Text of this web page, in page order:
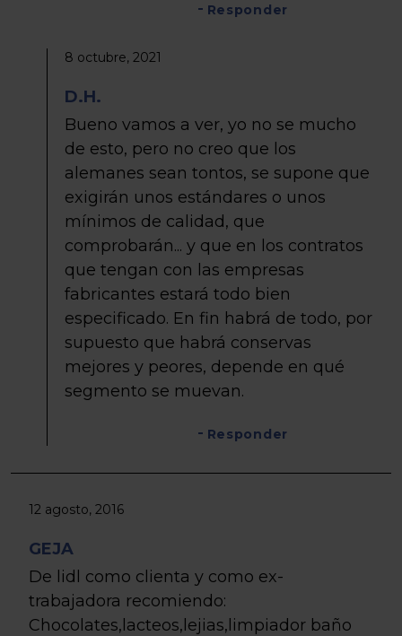
Responder
8 octubre, 2021
D.H.
Bueno vamos a ver, yo no se mucho
de esto, pero no creo que los
alemanes sean tontos, se supone que
exigirán unos estándares o unos
mínimos de calidad, que
comprobarán... y que en los contratos
que tengan con las empresas
fabricantes estará todo bien
especificado. En fin habrá de todo, por
supuesto que habrá conservas
mejores y peores, depende en qué
segmento se muevan.
Responder
12 agosto, 2016
GEJA
De lidl como clienta y como ex-
trabajadora recomiendo:
Chocolates,lacteos,lejias,limpiador baño